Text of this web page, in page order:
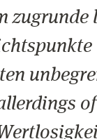
zugrunde